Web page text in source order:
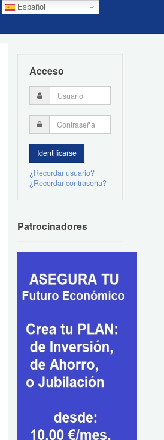
Español
Acceso
¿Recordar usuario?
¿Recordar contraseña?
Patrocinadores